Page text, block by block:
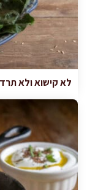
לא קישוא ולא